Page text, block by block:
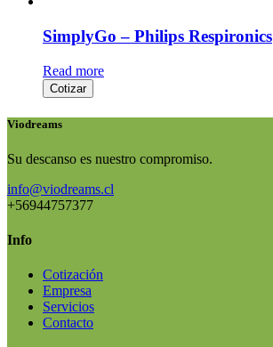
SimplyGo – Philips Respironics
Read more
Cotizar
Viodreams
Su descanso es nuestro compromiso.
info@viodreams.cl
+56944757377
Info
Cotización
Empresa
Servicios
Contacto